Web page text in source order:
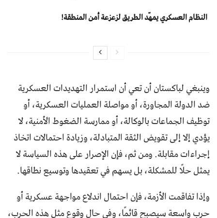
النظام العسكري يمهّد الطريق لزعزعة أمن المنطقة!
وينبغي لباكستان أن تعي أن استمرار التهديدات العسكرية
ضد الدولة المجاورة، أو مواصلة العمليات العسكرية، أو
توظيف الجماعات بالوكالة، أو ممارسة الضغوط الأمنية، لا
يؤدي إلا إلى تقويض الثقة المتبادلة، وزيادة احتمالات اتخاذ
إجراءات مقابلة. ومن ثم، فإن الإصرار على هذه السياسة لا
يمثل حلًا للمشكلة، بل يسهم في تعقيدها وتوسيع نطاقها.
وإذا تفاقمت الأزمة، فإن احتمال اندلاع مواجهة عسكرية أو
حرب واسعة سيصبح قائمًا، وفي حال وقوع مثل هذه الحرب،